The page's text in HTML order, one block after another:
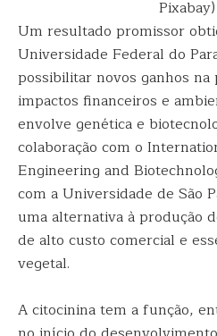
Pixabay)
Um resultado promissor
Universidade Federal do
possibilitar novos ganhos
impactos financeiros e
envolve genética e
colaboração com o
Engineering and
com a Universidade de São
uma alternativa à produção
de alto custo comercial e
vegetal.
A citocinina tem a função,